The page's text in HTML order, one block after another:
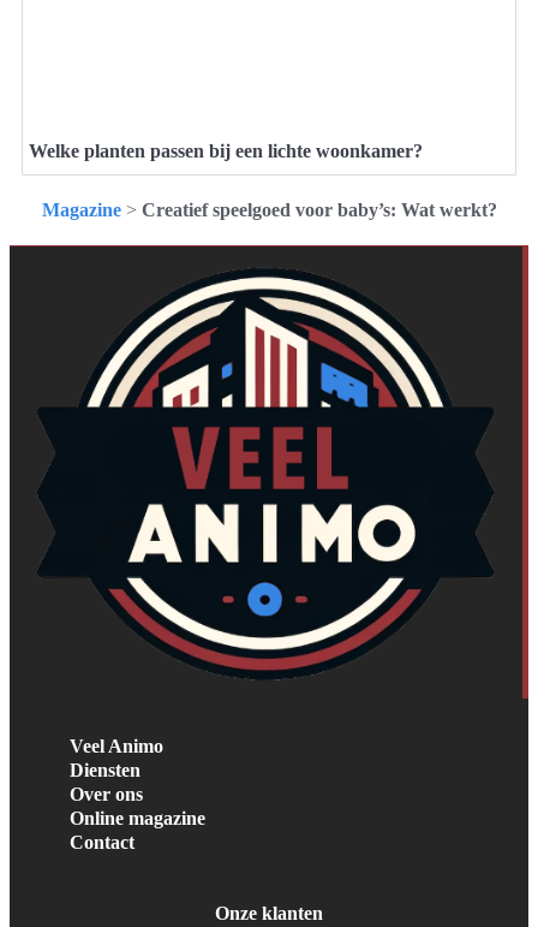
Welke planten passen bij een lichte woonkamer?
Magazine> Creatief speelgoed voor baby’s: Wat werkt?
Veel Animo
Diensten
Over ons
Online magazine
Contact
Onze klanten